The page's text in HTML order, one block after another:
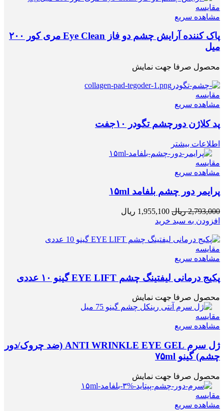
مقایسه
مشاهده سریع
پاک کننده آرایش چشم دو فاز Eye Clean مری کور ۲۰۰
میل
محصول صرفا جهت نمایش
مقایسه
مشاهده سریع
پد کلاژن دورچشم تگودر ۱۰جفت
اطلاعات بیشتر
مقایسه
مشاهده سریع
پرایمر دور چشم بلفامد ۱۵ml
2,793,000 ریال 1,955,100 ریال
افزودن به سبد خرید
مقایسه
مشاهده سریع
پکیج درمانی لیفتینگ چشم EYE LIFT گینو ۱۰ عددی
محصول صرفا جهت نمایش
مقایسه
مشاهده سریع
ژل سرم ANTI WRINKLE EYE GEL (ضد چروک/دور
چشم) گینو ۷۵ml
محصول صرفا جهت نمایش
مقایسه
مشاهده سریع